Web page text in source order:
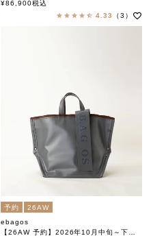
¥86,900税込
4.33
（3）
予約
26AW
ebagos
【26AW 予約】2026年10月中旬～下旬頃入荷予定